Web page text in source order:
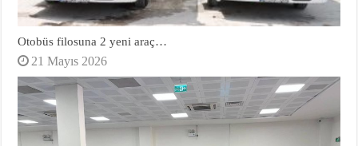
Otobüs filosuna 2 yeni araç…
21 Mayıs 2026